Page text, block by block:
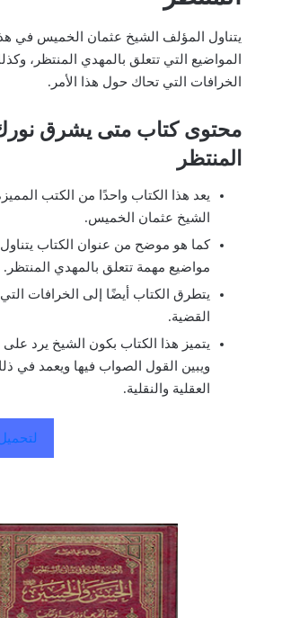
يتناول المؤلف الشيخ عثمان الخميس في
المواضيع التي تتعلق بالمهدي المنتظر،
الخرافات التي تحاك حول هذا الأمر.
محتوى كتاب متى يشرق نورك
المنتظر
يعد هذا الكتاب واحدًا من الكتب
الشيخ عثمان الخميس.
كما هو موضح من عنوان الكتاب
مواضيع مهمة تتعلق بالمهدي المنتظر.
يتطرق الكتاب أيضًا إلى الخرافات
القضية.
يتميز هذا الكتاب بكون الشيخ يرد
ويبين القول الصواب فيها ويعمد في
العقلية والنقلية.